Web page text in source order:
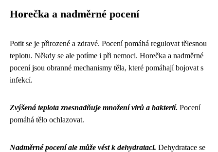
Horečka a nadměrné pocení
Potit se je přirozené a zdravé. Pocení pomáhá regulovat tělesnou
teplotu. Někdy se ale potíme i při nemoci. Horečka a nadměrné
pocení jsou obranné mechanismy těla, které pomáhají bojovat s
infekcí.
Zvýšená teplota znesnadňuje množení virů a bakterií. Pocení
pomáhá tělo ochlazovat.
Nadměrné pocení ale může vést k dehydrataci. Dehydratace se